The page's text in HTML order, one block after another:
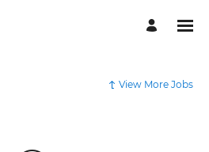
View More Jobs